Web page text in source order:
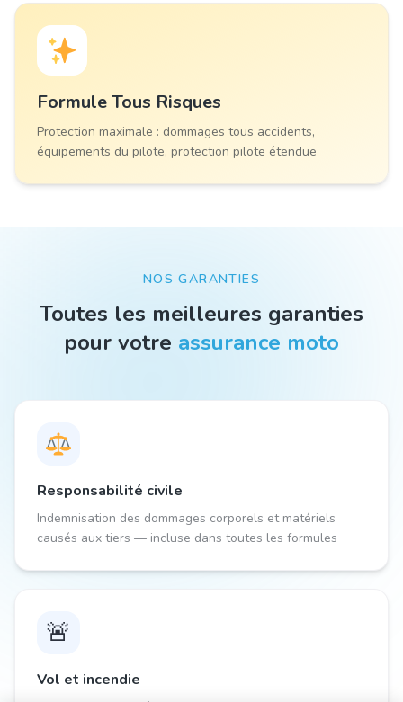
FormuleTous Risques
Protection maximale : dommages tous accidents,
équipements du pilote, protection pilote étendue
NOS GARANTIES
Toutes les meilleures garanties
pour votre assurance moto
Responsabilité civile
Indemnisation des dommages corporels et matériels
causés aux tiers — incluse dans toutes les formules
🚨
Vol et incendie